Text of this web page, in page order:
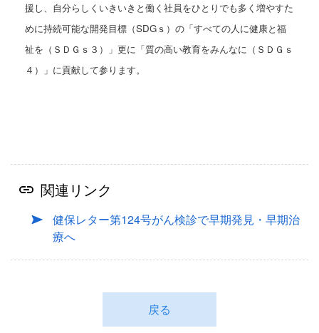
援し、 自分らしくいきいきと働く社員をひとりでも多く増やすた
めに持続可能な開発目標（SDGｓ）の「すべての人に健康と福
祉を（ＳＤＧｓ３）」 更に「質の高い教育をみんなに（ＳＤＧｓ
４）」に貢献して参ります。
関連リンク
健保レター第124号がん検診で早期発見・早期治
療へ
戻る